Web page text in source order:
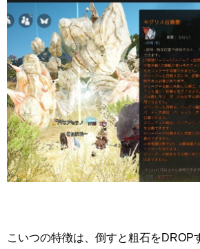
こいつの特徴は、倒すと粗石をDROP